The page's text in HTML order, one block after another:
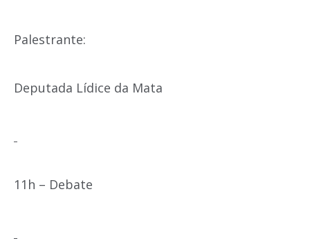
Palestrante:
Deputada Lídice da Mata
11h – Debate